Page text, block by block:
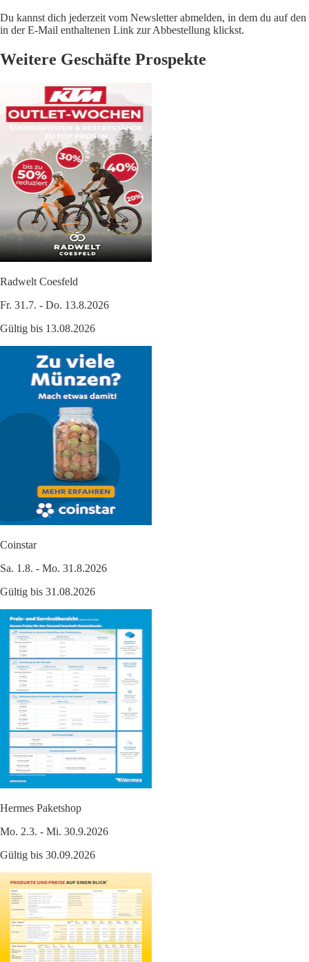
Du kannst dich jederzeit vom Newsletter abmelden, in dem du auf den
in der E-Mail enthaltenen Link zur Abbestellung klickst.
Weitere Geschäfte Prospekte
Radwelt Coesfeld
Fr. 31.7. - Do. 13.8.2026
Gültig bis 13.08.2026
Coinstar
Sa. 1.8. - Mo. 31.8.2026
Gültig bis 31.08.2026
Hermes Paketshop
Mo. 2.3. - Mi. 30.9.2026
Gültig bis 30.09.2026